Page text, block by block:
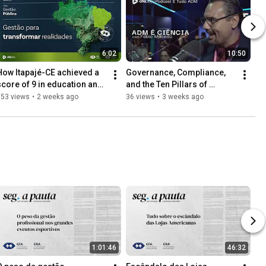
6:02
Itapajé-CE achieved a
of 9 in education and
the Atricon Silver
views • 2 weeks ago
10:50
Governance, Compliance,
and the Ten Pillars of
Integrity Guide | É Tudo ADM
36 views • 3 weeks ago
1:01:46 46:32